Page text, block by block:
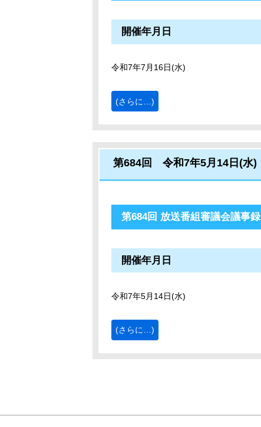
開催年月日
令和7年7月16日(水)
(さらに…)
第684回 令和7年5月14日(水)
第684回 放送番組審議会議事録
開催年月日
令和7年5月14日(水)
(さらに…)